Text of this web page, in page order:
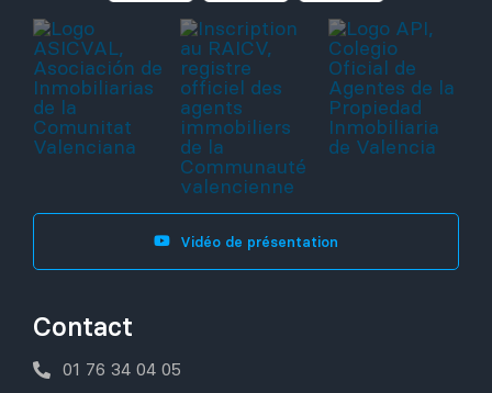
Vidéo de présentation
Contact
01 76 34 04 05